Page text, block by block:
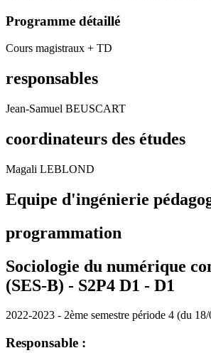
Programme détaillé
Cours magistraux + TD
responsables
Jean-Samuel BEUSCART
coordinateurs des études
Magali LEBLOND
Equipe d'ingénierie
programmation
Sociologie du numérique
(SES-B) - S2P4 D1 - D1
2022-2023 - 2ème semestre période 4 (du
Responsable :